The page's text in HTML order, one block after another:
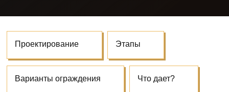
Проектирование Этапы
Варианты ограждения Что дает?